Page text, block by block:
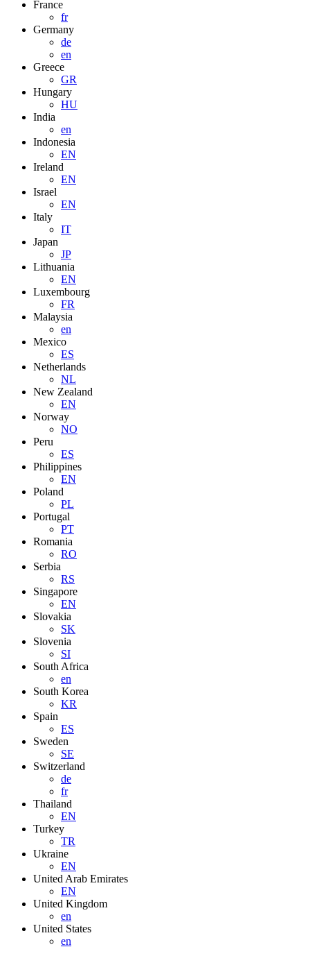
France
fr
Germany
de
en
Greece
GR
Hungary
HU
India
en
Indonesia
EN
Ireland
EN
Israel
EN
Italy
IT
Japan
JP
Lithuania
EN
Luxembourg
FR
Malaysia
en
Mexico
ES
Netherlands
NL
New Zealand
EN
Norway
NO
Peru
ES
Philippines
EN
Poland
PL
Portugal
PT
Romania
RO
Serbia
RS
Singapore
EN
Slovakia
SK
Slovenia
SI
South Africa
en
South Korea
KR
Spain
ES
Sweden
SE
Switzerland
de
fr
Thailand
EN
Turkey
TR
Ukraine
EN
United Arab Emirates
EN
United Kingdom
en
United States
en